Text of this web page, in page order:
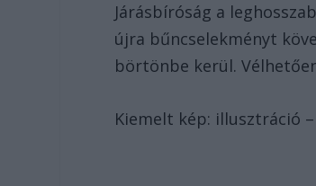
Járásbíróság a
újra bűncselekményt
börtönbe kerül.
Kiemelt kép: illusztráció